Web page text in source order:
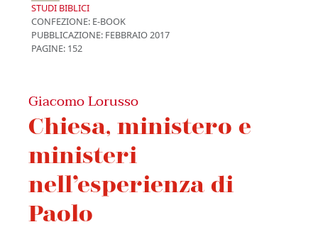
STUDI BIBLICI
CONFEZIONE: E-BOOK
PUBBLICAZIONE: FEBBRAIO 2017
PAGINE: 152
Giacomo Lorusso
Chiesa, ministero e
ministeri
nell’esperienza di
Paolo